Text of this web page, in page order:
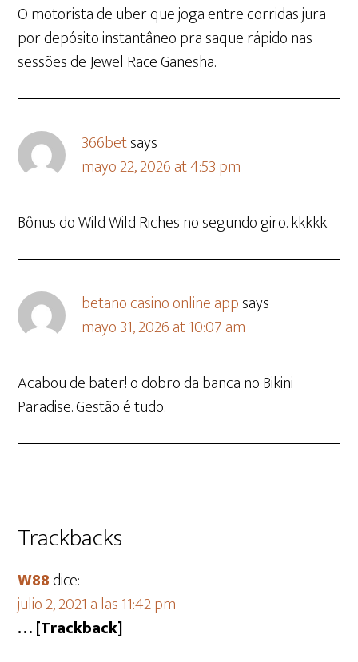
O motorista de uber que joga entre corridas jura
por depósito instantâneo pra saque rápido nas
sessões de Jewel Race Ganesha.
366betsays
mayo 22, 2026 at 4:53 pm
Bônus do Wild Wild Riches no segundo giro. kkkkk.
betano casino online appsays
mayo 31, 2026 at 10:07 am
Acabou de bater! o dobro da banca no Bikini
Paradise. Gestão é tudo.
Trackbacks
W88dice:
julio 2, 2021 a las 11:42 pm
… [Trackback]